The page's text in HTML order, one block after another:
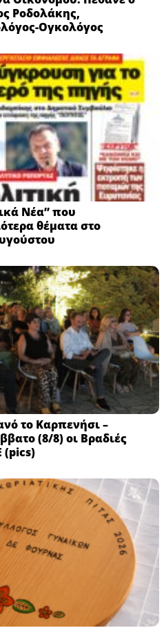
Ροδολάκης,
Ογκολόγος
Νέα” που
θέματα στο
το Καρπενήσι –
(8/8) οι Βραδιές
(pics)